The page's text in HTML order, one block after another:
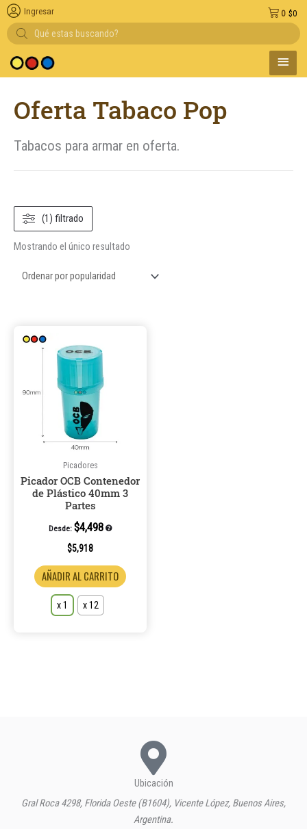
Búsqueda
de
productos
de pago
$0
0
Ingresar
MENÚ
Oferta Tabaco Pop
Tabacos para armar en oferta.
(1) filtrado
Mostrando el único resultado
Picadores
Picador OCB Contenedor
de Plástico 40mm 3
Partes
Desde: $4,498
$5,918
AÑADIR AL CARRITO
elegir
en
x 1 x 12
Ubicación
Gral Roca 4298, Florida Oeste (B1604), Vicente López, Buenos Aires,
Argentina.